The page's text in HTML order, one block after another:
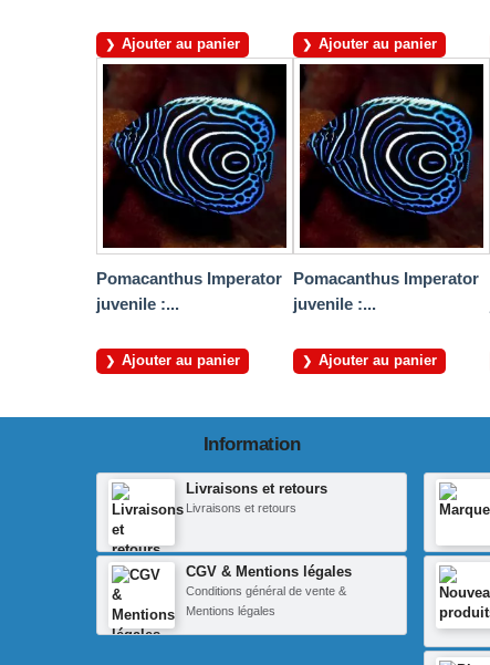
Ajouter au panier Ajouter au panier
Pomacanthus Imperator
juvenile :...
Ajouter au panier
Pomacanthus Imperator
juvenile :...
Ajouter au panier
Information
Livraisons et retours
Livraisons et retours
CGV & Mentions légales
Conditions général de vente &
Mentions légales